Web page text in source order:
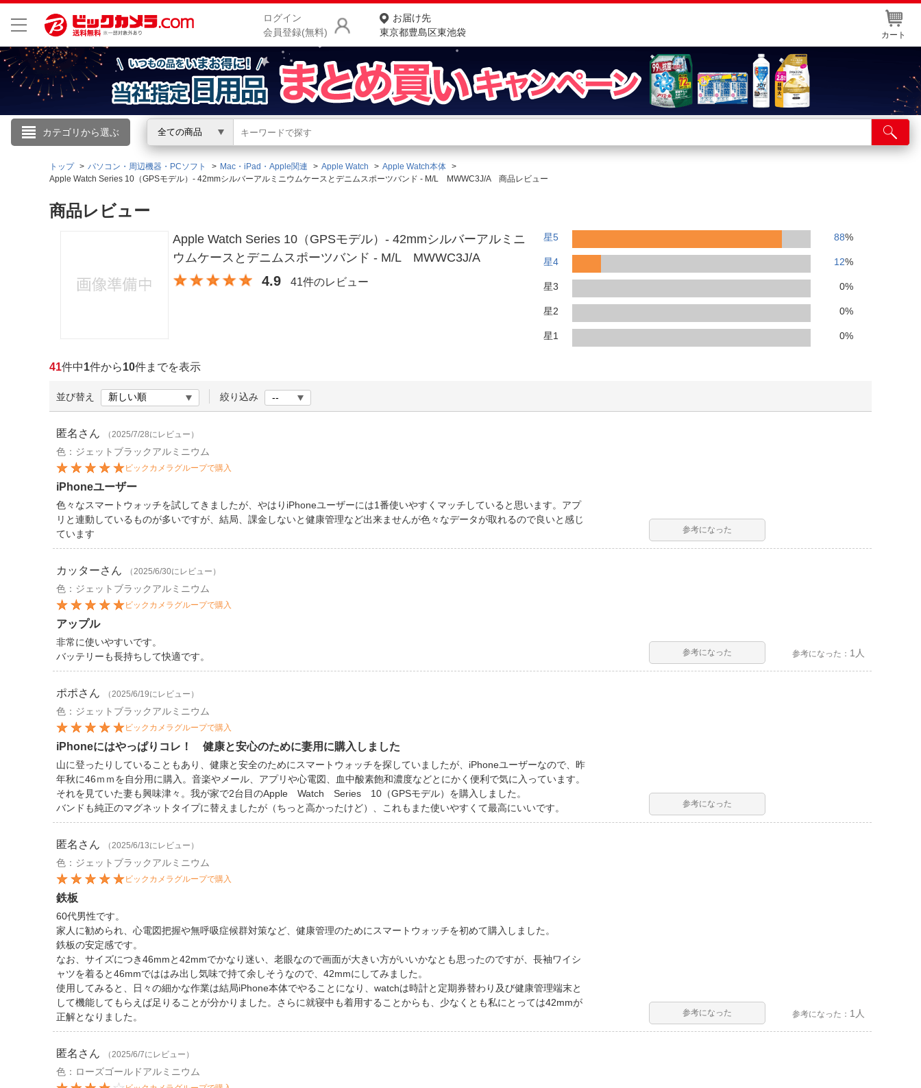
ログイン
会員登録(無料)
お届け先
東京都豊島区東池袋
カート
カテゴリから選ぶ 全ての商品
こんにちは
ログイン
商品をさがす
ランキングからさがす
カテゴリ一覧からさがす
お客様サポート
店舗サービス
ネット取り置き
お取り寄せ品入荷状況照会
法人窓口
English / 中文
トップ パソコン・周辺機器・PCソフト Mac・iPad・Apple関連 Apple Watch
Apple Watch本体
Apple Watch Series 10（GPSモデル）- 42mmシルバーアルミニウムケースとデニムスポーツバンド - M/L MWWC3J/A 商品レビュー
商品レビュー
Apple Watch Series 10（GPSモデル）- 42mmシルバーアルミニ
ウムケースとデニムスポーツバンド - M/L MWWC3J/A
4.9 41件のレビュー
星5 88%
星4 12%
星3 0%
星2 0%
星1 0%
41件中1件から10件までを表示
並び替え 絞り込み
匿名 さん （2025/7/28にレビュー）
色：ジェットブラックアルミニウム
ビックカメラグループで購入
iPhoneユーザー
色々なスマートウォッチを試してきましたが、やはりiPhoneユーザーには1番使いやすくマッチしていると思います。アプ
リと連動しているものが多いですが、結局、課金しないと健康管理など出来ませんが色々なデータが取れるので良いと感じ
ています
参考になった
カッターさん （2025/6/30にレビュー）
色：ジェットブラックアルミニウム
ビックカメラグループで購入
アップル
非常に使いやすいです。
バッテリーも長持ちして快適です。
参考になった 参考になった： 1人
ポポさん （2025/6/19にレビュー）
色：ジェットブラックアルミニウム
ビックカメラグループで購入
iPhoneにはやっぱりコレ！ 健康と安心のために妻用に購入しました
山に登ったりしていることもあり、健康と安全のためにスマートウォッチを探していましたが、iPhoneユーザーなので、昨
年秋に46ｍｍを自分用に購入。音楽やメール、アプリや心電図、血中酸素飽和濃度などとにかく便利で気に入っています。
それを見ていた妻も興味津々。我が家で2台目のApple Watch Series 10（GPSモデル）を購入しました。
バンドも純正のマグネットタイプに替えましたが（ちっと高かったけど）、これもまた使いやすくて最高にいいです。
参考になった
匿名 さん （2025/6/13にレビュー）
色：ジェットブラックアルミニウム
ビックカメラグループで購入
鉄板
60代男性です。
家人に勧められ、心電図把握や無呼吸症候群対策など、健康管理のためにスマートウォッチを初めて購入しました。
鉄板の安定感です。
なお、サイズにつき46mmと42mmでかなり迷い、老眼なので画面が大きい方がいいかなとも思ったのですが、長袖ワイシ
ャツを着ると46mmでははみ出し気味で持て余しそうなので、42mmにしてみました。
使用してみると、日々の細かな作業は結局iPhone本体でやることになり、watchは時計と定期券替わり及び健康管理端末と
して機能してもらえば足りることが分かりました。さらに就寝中も着用することからも、少なくとも私にとっては42mmが
正解となりました。
参考になった 参考になった： 1人
匿名 さん （2025/6/7にレビュー）
色：ローズゴールドアルミニウム